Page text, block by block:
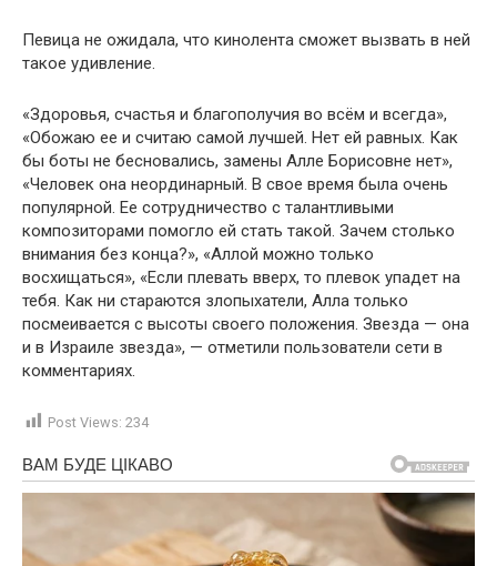
Певица не ожидала, что кинолента сможет вызвать в ней
такое удивление.
«Здоровья, счастья и благополучия во всём и всегда»,
«Обожаю ее и считаю самой лучшей. Нет ей равных. Как
бы боты не бесновались, замены Алле Борисовне нет»,
«Человек она неординарный. В свое время была очень
популярной. Ее сотрудничество с талантливыми
композиторами помогло ей стать такой. Зачем столько
внимания без конца?», «Аллой можно только
восхищаться», «Если плевать вверх, то плевок упадет на
тебя. Как ни стараются злопыхатели, Алла только
посмеивается с высоты своего положения. Звезда — она
и в Израиле звезда», — отметили пользователи сети в
комментариях.
Post Views: 234